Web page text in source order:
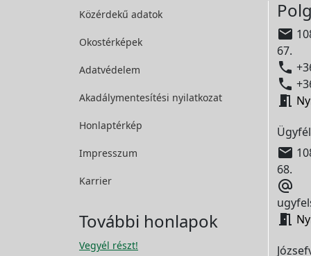
Közérdekű adatok
Okostérképek
Adatvédelem
Akadálymentesítési nyilatkozat
Honlaptérkép
Impresszum
Karrier
További honlapok
Vegyél részt!

67.




68.

